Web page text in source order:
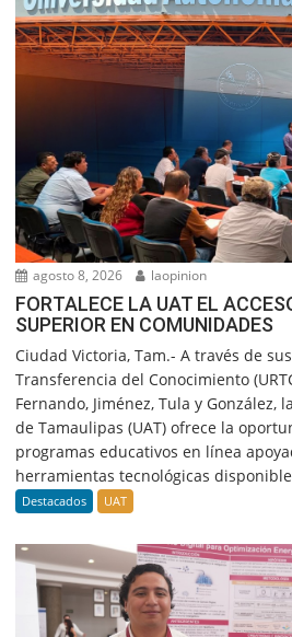
agosto 8, 2026 laopinion
FORTALECE LA UAT EL
SUPERIOR EN COMUNIDADES
Ciudad Victoria, Tam.- A través de
Transferencia del Conocimiento
Fernando, Jiménez, Tula y González,
de Tamaulipas (UAT) ofrece la
programas educativos en línea
herramientas tecnológicas
Destacados UAT